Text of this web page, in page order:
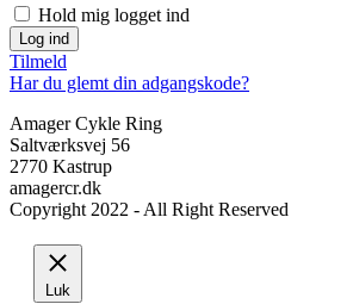
Hold mig logget ind
Tilmeld
Har du glemt din adgangskode?
Amager Cykle Ring
Saltværksvej 56
2770 Kastrup
amagercr.dk
Copyright 2022 - All Right Reserved
Luk